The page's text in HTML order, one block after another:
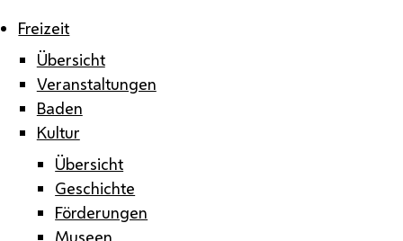
Freizeit
Übersicht
Veranstaltungen
Baden
Kultur
Übersicht
Geschichte
Förderungen
Museen